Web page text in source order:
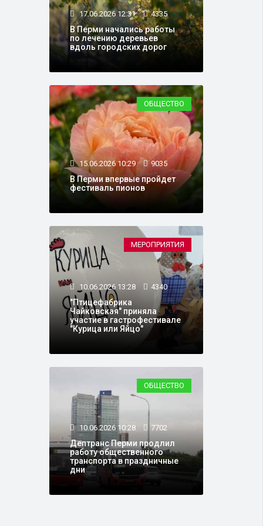
17.06.2026 12:31 4335
В Перми начались работы
по лечению деревьев
вдоль городских дорог
ОБЩЕСТВО
15.06.2026 10:29 9035
В Перми впервые пройдет
фестиваль пионов
МЕРОПРИЯТИЯ
10.06.2026 13:28 4340
"Птицефабрика
Чайковская" приняла
участие в гастрофестивале
"Курица или Яйцо"
ОБЩЕСТВО
10.06.2026 10:28 7702
Дептранс Перми продлил
работу общественного
транспорта в праздничные
дни